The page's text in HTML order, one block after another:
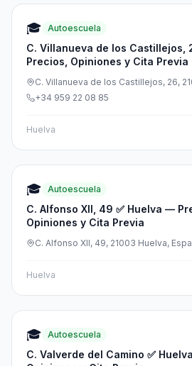
🎓 Autoescuela
C. Villanueva de los Castillejos,
Precios, Opiniones y Cita Previa
C. Villanueva de los Castillejos, 26,
+34 959 22 08 85
Huelva
🎓 Autoescuela
C. Alfonso XII, 49 ✅ Huelva —
Opiniones y Cita Previa
C. Alfonso XII, 49, 21003 Huelva,
Huelva
🎓 Autoescuela
C. Valverde del Camino ✅